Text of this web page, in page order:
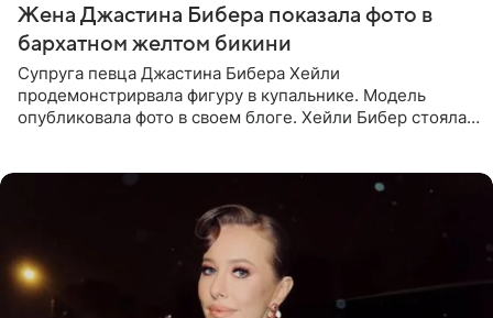
Жена Джастина Бибера показала фото в
бархатном желтом бикини
Супруга певца Джастина Бибера Хейли
продемонстрирвала фигуру в купальнике. Модель
опубликовала фото в своем блоге. Хейли Бибер стояла